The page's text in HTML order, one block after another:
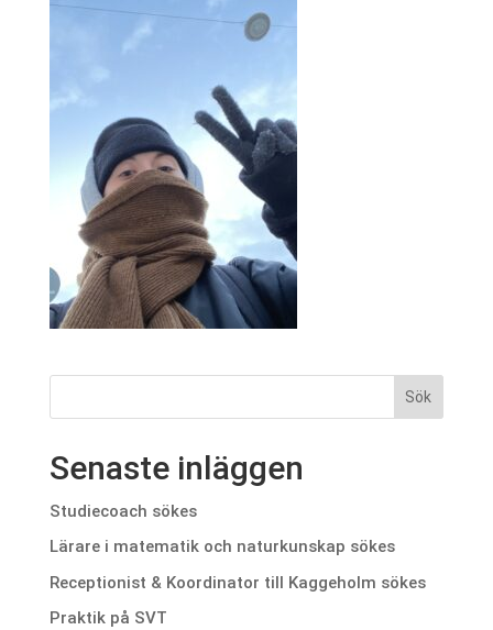
Senaste inläggen
Studiecoach sökes
Lärare i matematik och naturkunskap sökes
Receptionist & Koordinator till Kaggeholm sökes
Praktik på SVT